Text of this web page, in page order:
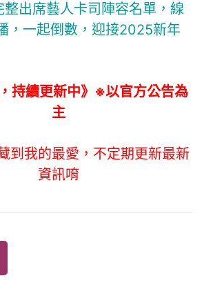
出席藝人卡司陣容名單，線
，一起倒數，迎接2025新年
持續更新中》※以官方公告為
主
到我的最愛，不定期更新最新
資訊唷